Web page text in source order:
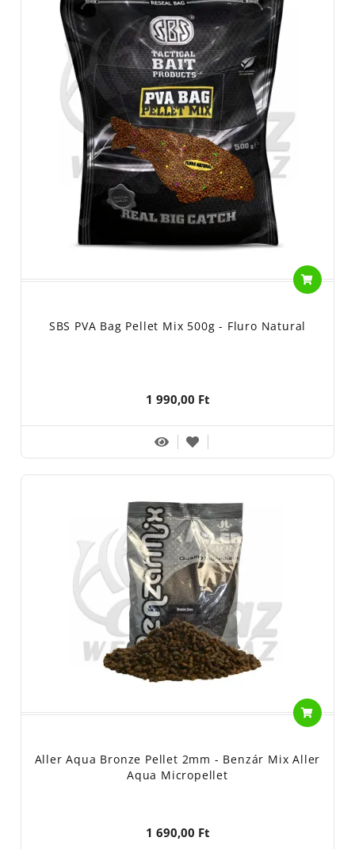
SBS PVA Bag Pellet Mix 500g - Fluro Natural
1 990,00 Ft
Aller Aqua Bronze Pellet 2mm - Benzár Mix Aller
Aqua Micropellet
1 690,00 Ft